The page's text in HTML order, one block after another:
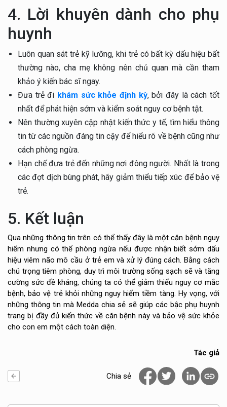
4. Lời khuyên dành cho phụ
huynh
Luôn quan sát trẻ kỹ lưỡng, khi trẻ có bất kỳ dấu hiệu bất
thường nào, cha mẹ không nên chủ quan mà cần tham
khảo ý kiến bác sĩ ngay.
Đưa trẻ đi khám sức khỏe định kỳ, bởi đây là cách tốt
nhất để phát hiện sớm và kiểm soát nguy cơ bệnh tật.
Nên thường xuyên cập nhật kiến thức y tế, tìm hiểu thông
tin từ các nguồn đáng tin cậy để hiểu rõ về bệnh cũng như
cách phòng ngừa.
Hạn chế đưa trẻ đến những nơi đông người. Nhất là trong
các đợt dịch bùng phát, hãy giảm thiểu tiếp xúc để bảo vệ
trẻ.
5. Kết luận
Qua những thông tin trên có thể thấy đây là một căn bệnh nguy
hiểm nhưng có thể phòng ngừa nếu được nhận biết sớm dấu
hiệu viêm não mô cầu ở trẻ em và xử lý đúng cách. Bằng cách
chú trọng tiêm phòng, duy trì môi trường sống sạch sẽ và tăng
cường sức đề kháng, chúng ta có thể giảm thiểu nguy cơ mắc
bệnh, bảo vệ trẻ khỏi những nguy hiểm tiềm tàng. Hy vọng, với
những thông tin mà Medda chia sẻ sẽ giúp các bậc phụ huynh
trang bị đầy đủ kiến thức về căn bệnh này và bảo vệ sức khỏe
cho con em một cách toàn diện.
Tác giả
Chia sẻ